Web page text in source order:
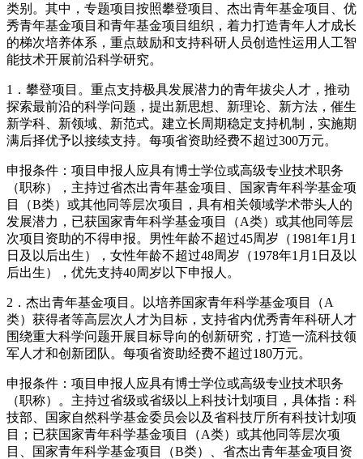
类别。其中，专题项目按照攀登项目、杰出青年基金项目、优
秀青年基金项目和青年基金项目组织，着力打造青年人才成长
的梯次培养体系，重点鼓励和支持科研人员创造性运用人工智
能技术开展前沿科学研究。
1．攀登项目。重点支持极具发展潜力的青年拔尖人才，推动
探索最前沿的科学问题，提出新思想、新理论、新方法，催生
新学科、新领域、新范式。建立长周期稳定支持机制，实施期
满后择优予以接续支持。每项省资助经费不超过300万元。
申报条件：项目申报人应具有博士学位或高级专业技术职务
（职称），主持过省杰出青年基金项目、国家青年科学基金项
目（B类）或其他同等层次项目，具有相关领域学术带头人的
发展潜力，已获国家青年科学基金项目（A类）或其他同等层
次项目资助的不得申报。男性年龄不超过45周岁（1981年1月1
日及以后出生），女性年龄不超过48周岁（1978年1月1日及以
后出生），优先支持40周岁以下申报人。
2．杰出青年基金项目。以培养国家青年科学基金项目（A
类）获得者等高层次人才为目标，支持省内优秀青年科研人才
围绕重大科学问题开展目标导向的创新研究，打造一流科技领
军人才和创新团队。每项省资助经费不超过180万元。
申报条件：项目申报人应具有博士学位或高级专业技术职务
（职称）。主持过省级或省级以上科技计划项目，具体指：科
技部、国家自然科学基金委员会以及省科技厅所有科技计划项
目；已获国家青年科学基金项目（A类）或其他同等层次项
目、国家青年科学基金项目（B类）、省杰出青年基金项目资